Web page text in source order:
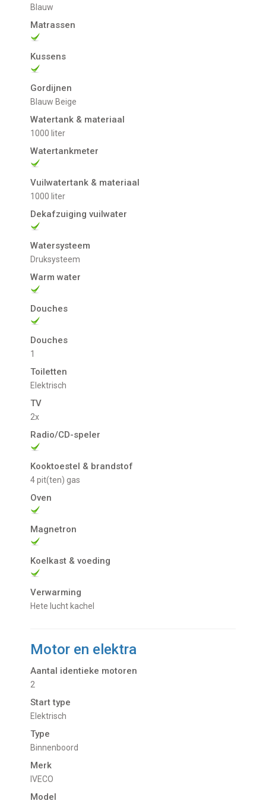
Blauw
Matrassen
Kussens
Gordijnen
blauw Beige
Watertank & materiaal
1000 liter
Watertankmeter
Vuilwatertank & materiaal
1000 liter
Dekafzuiging vuilwater
Watersysteem
Druksysteem
Warm water
Douches
Douches
1
Toiletten
Elektrisch
TV
2x
Radio/CD-speler
Kooktoestel & brandstof
4 pit(ten) gas
Oven
Magnetron
Koelkast & voeding
Verwarming
Hete lucht kachel
Motor en elektra
Aantal identieke motoren
2
Start type
Elektrisch
Type
Binnenboord
Merk
IVECO
Model